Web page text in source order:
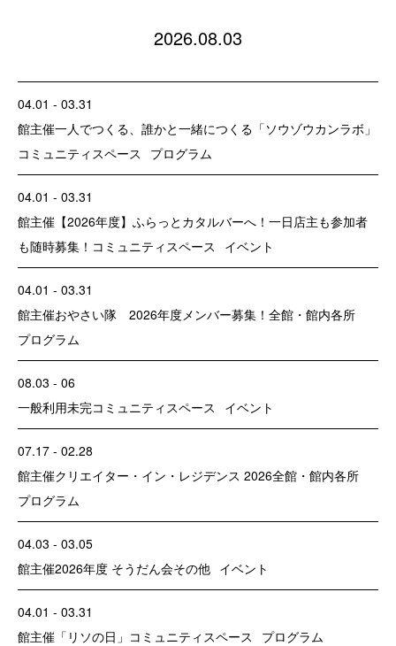
2026.08.03
04.01 - 03.31
館主催一人でつくる、誰かと一緒につくる「ソウゾウカンラボ」
コミュニティスペース
プログラム
04.01 - 03.31
館主催 【2026年度】ふらっとカタルバーへ！一日店主も参加者
も随時募集！ コミュニティスペース イベント
04.01 - 03.31
館主催おやさい隊 2026年度メンバー募集！ 全館・館内各所
プログラム
08.03 - 06
一般利用未完コミュニティスペース イベント
07.17 - 02.28
館主催クリエイター・イン・レジデンス 2026全館・館内各所
プログラム
04.03 - 03.05
館主催2026年度 そうだん会その他 イベント
04.01 - 03.31
館主催 「リソの日」 コミュニティスペース プログラム